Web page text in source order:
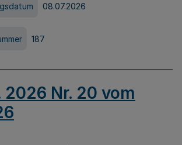
08.07.2026
187
2026 Nr. 20 vom